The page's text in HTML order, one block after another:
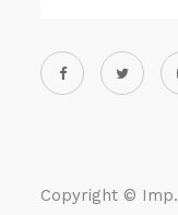
Copyright ©